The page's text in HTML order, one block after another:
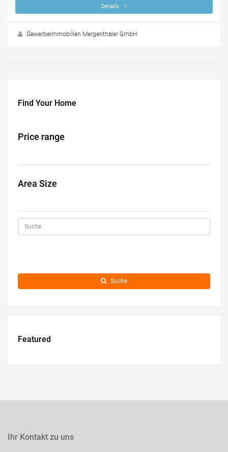
Details
Gewerbeimmobilien Mergenthaler GmbH
Find Your Home
Price range
Area Size
Suche
Featured
Ihr Kontakt zu uns